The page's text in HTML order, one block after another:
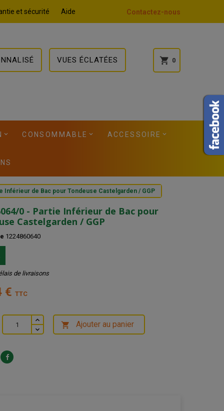
et sécurité Aide Contactez-nous
VUES ÉCLATÉES shopping_cart 0
CONSOMMABLE ACCESSOIRE
Inférieur de Bac pour Tondeuse Castelgarden / GGP
0 - Partie Inférieur de Bac pour
Castelgarden / GGP
1224860640
de livraisons
€ TTC
 Ajouter au panier